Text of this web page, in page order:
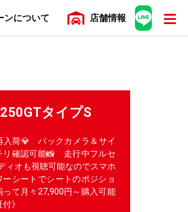
ンについて 店舗情報
タイプS
入荷💎 バックカメラ＆サイ
リ確認可能📸 走行中フルセ
オも視聴可能なのでスマホ
シートでシートのポジショ
て月々27,900円～購入可能
》